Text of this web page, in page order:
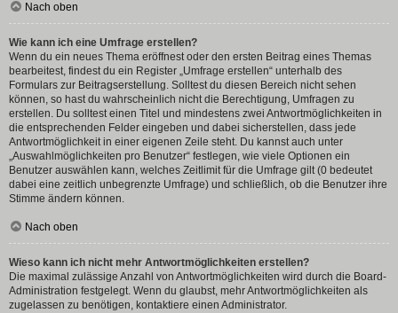
Nach oben
Wie kann ich eine Umfrage erstellen?
Wenn du ein neues Thema eröffnest oder den ersten Beitrag eines Themas
bearbeitest, findest du ein Register „Umfrage erstellen“ unterhalb des
Formulars zur Beitragserstellung. Solltest du diesen Bereich nicht sehen
können, so hast du wahrscheinlich nicht die Berechtigung, Umfragen zu
erstellen. Du solltest einen Titel und mindestens zwei Antwortmöglichkeiten in
die entsprechenden Felder eingeben und dabei sicherstellen, dass jede
Antwortmöglichkeit in einer eigenen Zeile steht. Du kannst auch unter
„Auswahlmöglichkeiten pro Benutzer“ festlegen, wie viele Optionen ein
Benutzer auswählen kann, welches Zeitlimit für die Umfrage gilt (0 bedeutet
dabei eine zeitlich unbegrenzte Umfrage) und schließlich, ob die Benutzer ihre
Stimme ändern können.
Nach oben
Wieso kann ich nicht mehr Antwortmöglichkeiten erstellen?
Die maximal zulässige Anzahl von Antwortmöglichkeiten wird durch die Board-
Administration festgelegt. Wenn du glaubst, mehr Antwortmöglichkeiten als
zugelassen zu benötigen, kontaktiere einen Administrator.